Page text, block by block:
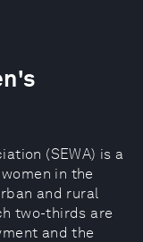
(SEWA) is a
in the
and rural
two-thirds are
and the